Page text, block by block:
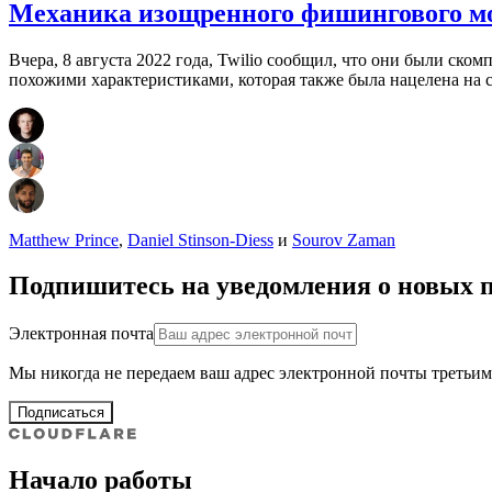
Механика изощренного фишингового
Вчера, 8 августа 2022 года, Twilio сообщил, что они были
похожими характеристиками, которая также была нацелена на
Matthew Prince, Daniel Stinson-Diess и Sourov Zaman
Подпишитесь на уведомления о новых
Электронная почта
Мы никогда не передаем ваш адрес электронной почты
Подписаться
Начало работы